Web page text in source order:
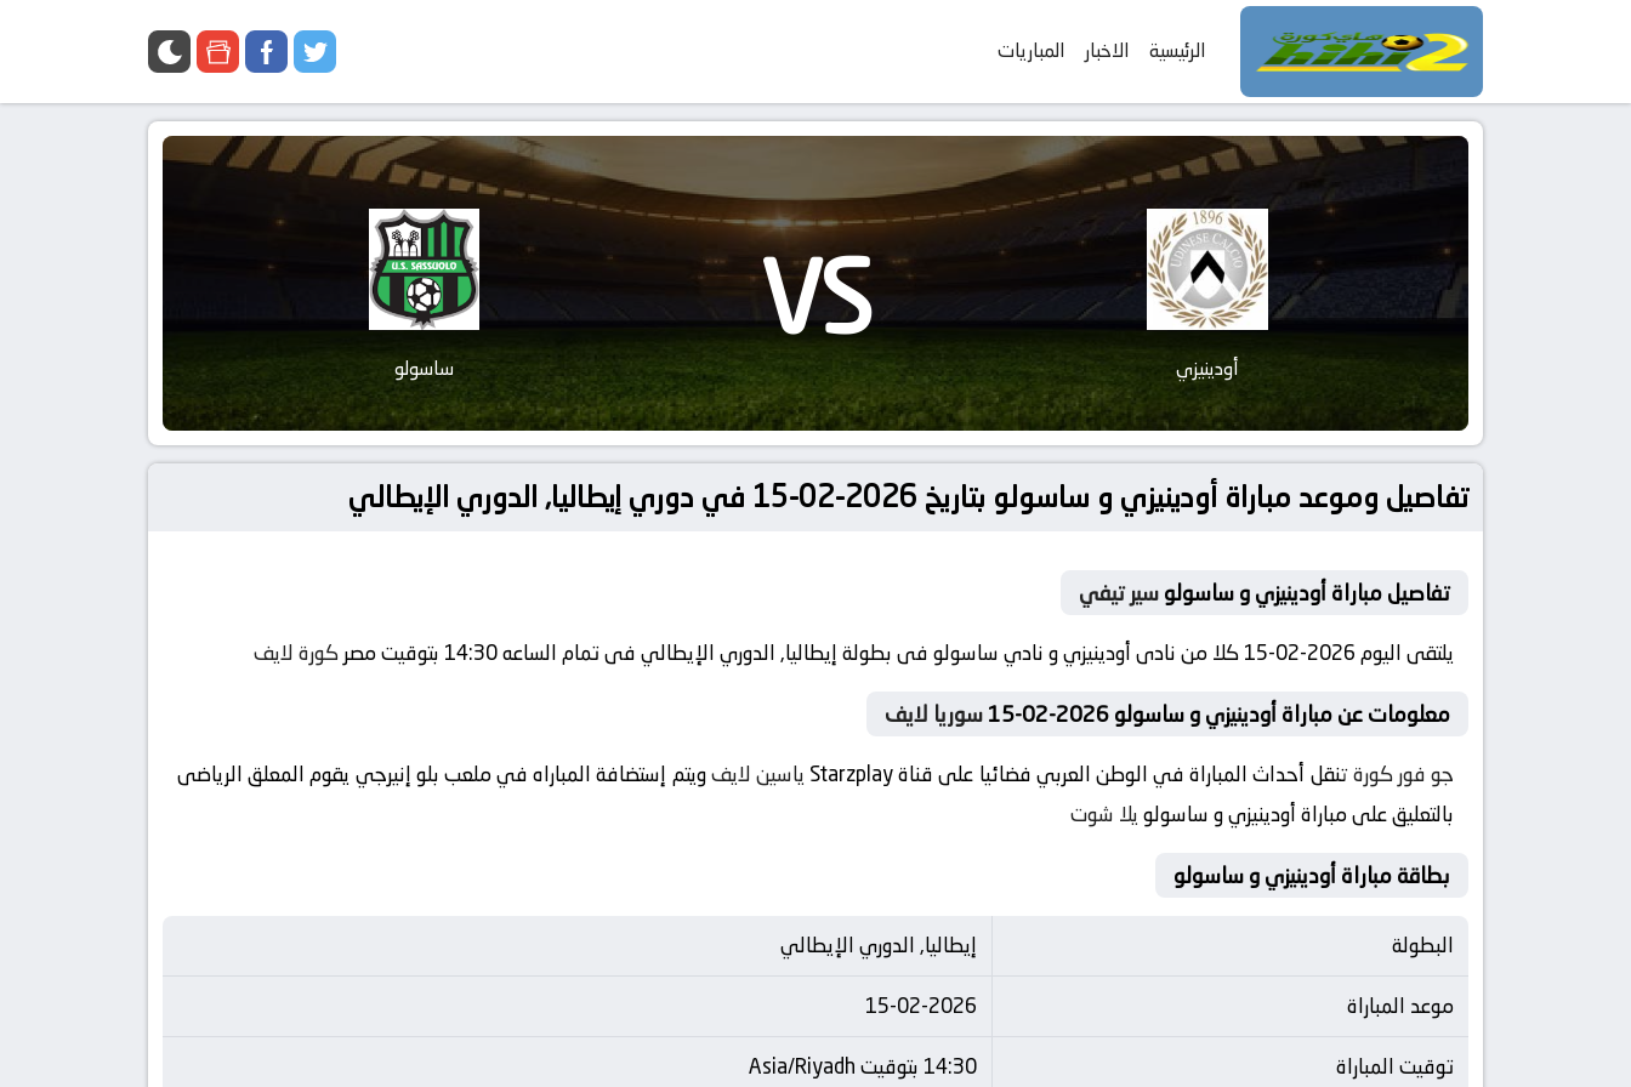
الرئيسية الاخبار المباريات
أودينيزي VS ساسولو
تفاصيل وموعد مباراة أودينيزي و ساسولو بتاريخ 2026-02-15 في دوري إيطاليا, الدوري الإيطالي
تفاصيل مباراة أودينيزي و ساسولوسير تيفي
يلتقى اليوم 2026-02-15 كلا من نادى أودينيزي و نادي ساسولو فى بطولة إيطاليا, الدوري الإيطالي فى تمام الساعه 14:30 بتوقيت مصر كورة لايف
معلومات عن مباراة أودينيزي و ساسولو 2026-02-15 سوريا لايف
جو فور كورةتنقل أحداث المباراة في الوطن العربي فضائيا على قناة Starzplay ياسين لايفويتم إستضافة المباراه في ملعب بلو إنيرجي يقوم المعلق الرياضى
بالتعليق على مباراة أودينيزي و ساسولويلا شوت
بطاقة مباراة أودينيزي و ساسولو
البطولة
إيطاليا, الدوري الإيطالي
موعد المباراة
15-02-2026
توقيت المباراة
14:30 بتوقيت Asia/Riyadh